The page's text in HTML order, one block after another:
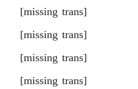
[missing trans]
[missing trans]
[missing trans]
[missing trans]